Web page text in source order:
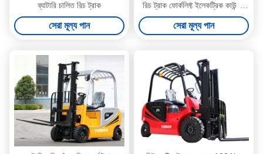
ব্যাটারি চালিত রিচ ট্রাক
সেরা মূল্য পান
রিচ ট্রাক ফোর্কলিফ্ট ইলেকট্রিক কাউন্টার
ব্যালেন্স
সেরা মূল্য পান